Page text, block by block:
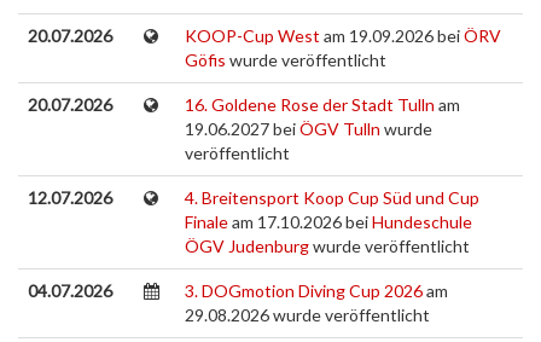
20.07.2026 KOOP-Cup West am 19.09.2026 beiÖRV
Göfis wurde veröffentlicht
20.07.2026 16. Goldene Rose der Stadt Tulln am
19.06.2027 beiÖGV Tulln wurde
veröffentlicht
12.07.2026
4. Breitensport Koop Cup Süd und Cup
Finaleam 17.10.2026 beiHundeschule
ÖGV Judenburgwurde veröffentlicht
04.07.2026 3. DOGmotion Diving Cup 2026am
29.08.2026 wurde veröffentlicht